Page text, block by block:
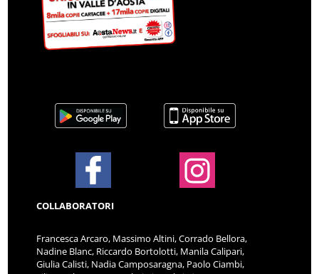
COLLABORATORI
Francesca Arcaro, Massimo Altini, Corrado Bellora,
Nadine Blanc, Riccardo Bortolotti, Manila Calipari,
Giulia Calisti, Nadia Camposaragna, Paolo Ciambi,